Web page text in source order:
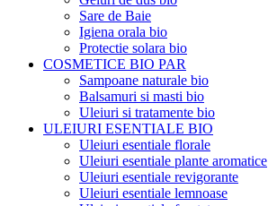
Sare de Baie
Igiena orala bio
Protectie solara bio
COSMETICE BIO PAR
Sampoane naturale bio
Balsamuri si masti bio
Uleiuri si tratamente bio
ULEIURI ESENTIALE BIO
Uleiuri esentiale florale
Uleiuri esentiale plante aromatice
Uleiuri esentiale revigorante
Uleiuri esentiale lemnoase